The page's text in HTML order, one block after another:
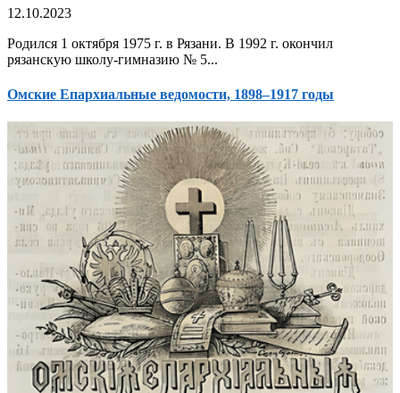
12.10.2023
Родился 1 октября 1975 г. в Рязани. В 1992 г. окончил
рязанскую школу-гимназию № 5...
Омские Епархиальные ведомости, 1898–1917 годы